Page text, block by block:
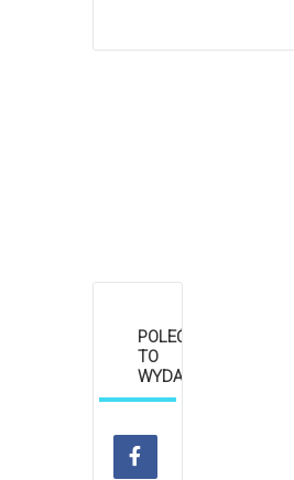
POLEĆ
TO
WYDARZENIE